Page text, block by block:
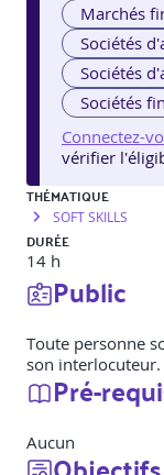
Marchés
Sociétés
Sociétés
Sociétés
Connectez-
vérifier
THÉMATIQUE
SOFT SKILLS
DURÉE
14 h
Public
Toute personne
son interlocuteur.
Pré-
Aucun